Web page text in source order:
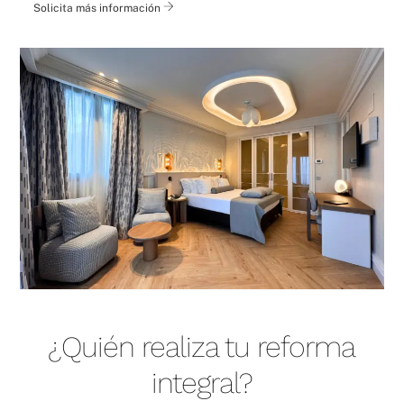
Solicita más información
¿Quién realiza tu reforma
integral?